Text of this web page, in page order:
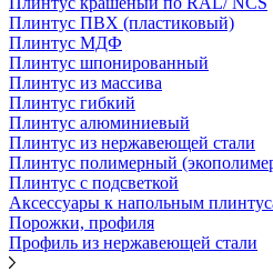
Плинтус ПВХ (пластиковый)
Плинтус МДФ
Плинтус шпонированный
Плинтус из массива
Плинтус гибкий
Плинтус алюминиевый
Плинтус из нержавеющей стали
Плинтус полимерный
Плинтус с подсветкой
Аксессуары к напольным
Порожки, профиля
Профиль из нержавеющей стали